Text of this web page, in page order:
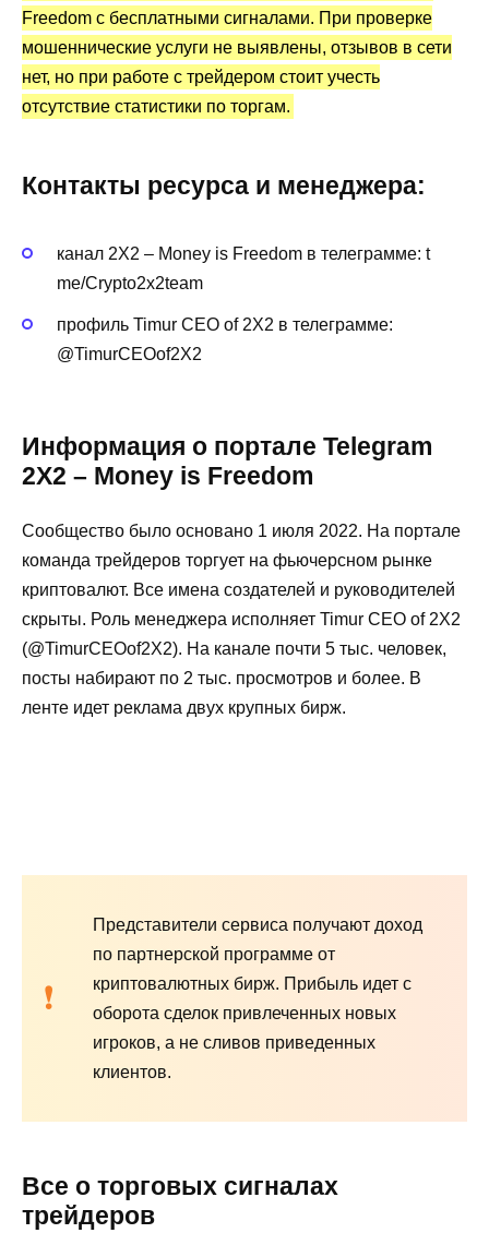
Freedom с бесплатными сигналами. При проверке
мошеннические услуги не выявлены, отзывов в сети
нет, но при работе с трейдером стоит учесть
отсутствие статистики по торгам.
Контакты ресурса и менеджера:
канал 2Х2 – Money is Freedom в телеграмме: t
me/Crypto2x2team
профиль Timur CEO of 2X2 в телеграмме:
@TimurCEOof2X2
Информация о портале Telegram
2Х2 – Money is Freedom
Сообщество было основано 1 июля 2022. На портале
команда трейдеров торгует на фьючерсном рынке
криптовалют. Все имена создателей и руководителей
скрыты. Роль менеджера исполняет Timur CEO of 2X2
(@TimurCEOof2X2). На канале почти 5 тыс. человек,
посты набирают по 2 тыс. просмотров и более. В
ленте идет реклама двух крупных бирж.
Представители сервиса получают доход
по партнерской программе от
криптовалютных бирж. Прибыль идет с
оборота сделок привлеченных новых
игроков, а не сливов приведенных
клиентов.
Все о торговых сигналах
трейдеров